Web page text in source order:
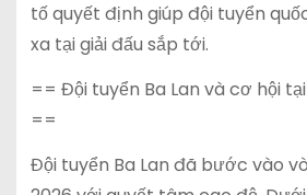
tố quyết định giúp đội tuyển
xa tại giải đấu sắp tới.
== Đội tuyển Ba Lan và cơ hội
==
Đội tuyển Ba Lan đã bước vào